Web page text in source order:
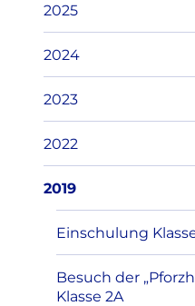
2025
2024
2023
2022
2019
Einschulung Klasse
Besuch der
Klasse 2A